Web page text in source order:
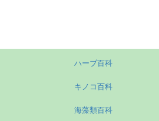
ハーブ百科
キノコ百科
海藻類百科